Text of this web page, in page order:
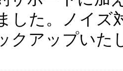
した。ノイズ
クアップいた